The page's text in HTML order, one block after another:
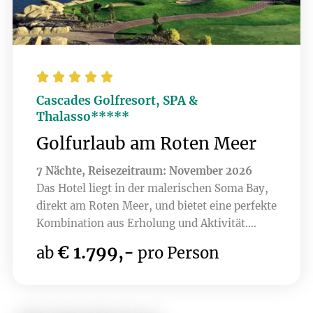
    
Cascades Golfresort, SPA &
Thalasso*****
Golfurlaub am Roten Meer
7 Nächte, Reisezeitraum: November 2026
Das Hotel liegt in der malerischen Soma Bay,
direkt am Roten Meer, und bietet eine perfekte
Kombination aus Erholung und Aktivität.
sich hier nicht nur die Ruhe genießen,
ab€ 1.799,- pro Person